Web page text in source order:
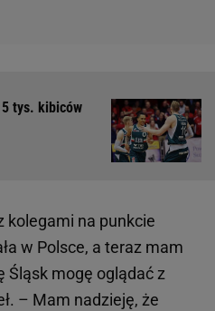
5 tys. kibiców
kolegami na punkcie
w Polsce, a teraz mam
Śląsk mogę oglądać z
– Mam nadzieję, że